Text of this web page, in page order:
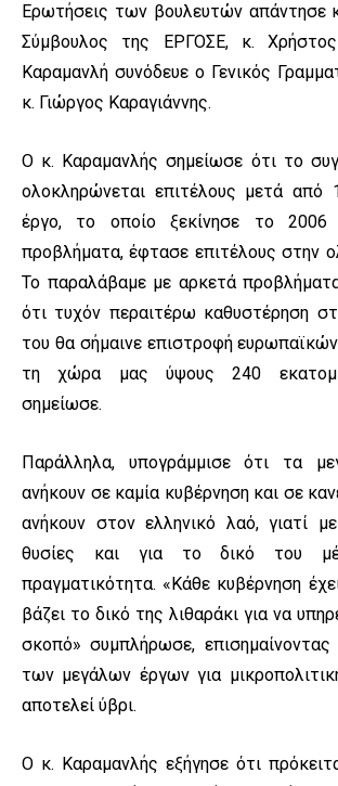
Ερωτήσεις των βουλευτών απάντησε
Σύμβουλος της ΕΡΓΟΣΕ, κ.
Καραμανλή συνόδευε ο Γενικός
κ. Γιώργος Καραγιάννης.
Ο κ. Καραμανλής σημείωσε ότι το
ολοκληρώνεται επιτέλους μετά από
έργο, το οποίο ξεκίνησε το
προβλήματα, έφτασε επιτέλους στην
Το παραλάβαμε με αρκετά
ότι τυχόν περαιτέρω καθυστέρηση
του θα σήμαινε επιστροφή
τη χώρα μας ύψους 240
σημείωσε.
Παράλληλα, υπογράμμισε ότι τα
ανήκουν σε καμία κυβέρνηση και σε
ανήκουν στον ελληνικό λαό, γιατί
θυσίες και για το δικό του
πραγματικότητα. «Κάθε κυβέρνηση
βάζει το δικό της λιθαράκι για να
σκοπό» συμπλήρωσε, επισημαίνοντας
των μεγάλων έργων για
αποτελεί ύβρι.
Ο κ. Καραμανλής εξήγησε ότι